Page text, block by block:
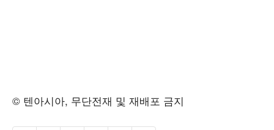
© 텐아시아, 무단전재 및 재배포 금지